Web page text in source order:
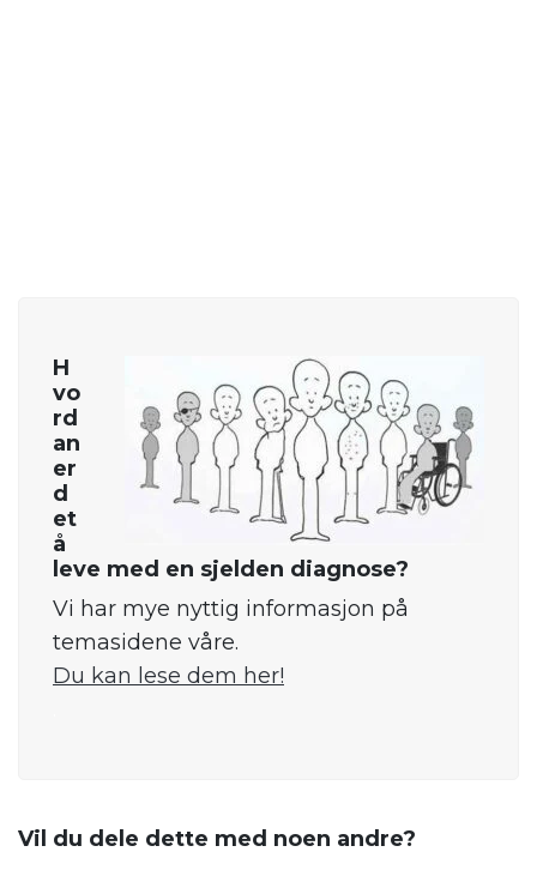
H
vo
rd
an
er
d
et
å
leve med en sjelden diagnose?
Vi har mye nyttig informasjon på
temasidene våre.
Du kan lese dem her!
Vil du dele dette med noen andre?